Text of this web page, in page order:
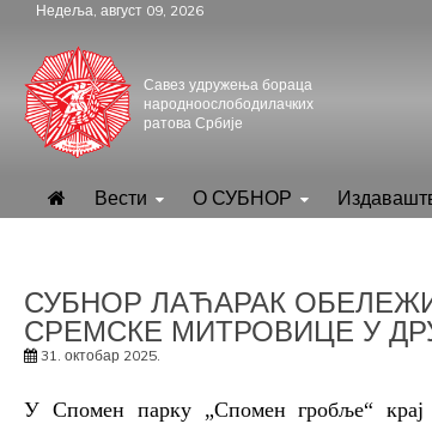
content
Недеља, август 09, 2026
Савез удружења бораца
народноослободилачких
ратова Србије
СУБНОР
Вести О СУБНОР
СУБНОР ЛАЋАРАК
СРЕМСКЕ МИТРОВИЦЕ У
31. октобар 2025.
У Спомен парку „Спомен гробље“ крај